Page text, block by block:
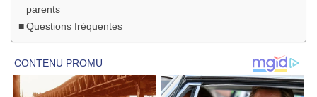
parents
Questions fréquentes